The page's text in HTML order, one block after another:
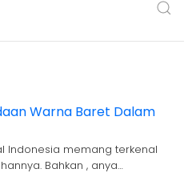
Warna Baret Dalam
Indonesia memang terkenal
Bahkan , anya…